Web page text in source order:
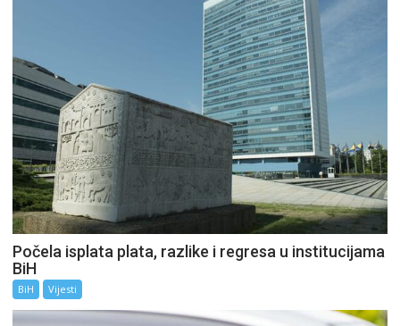
Počela isplata plata, razlike i regresa u institucijama
BiH
BiH Vijesti